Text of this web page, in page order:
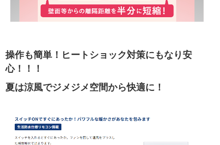
操作も簡単！ヒートショック対策にもなり安
心！！！
夏は涼風でジメジメ空間から快適に！